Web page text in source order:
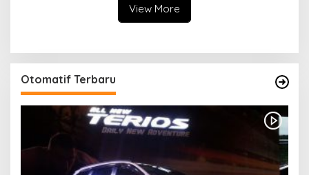
View More
Otomatif Terbaru